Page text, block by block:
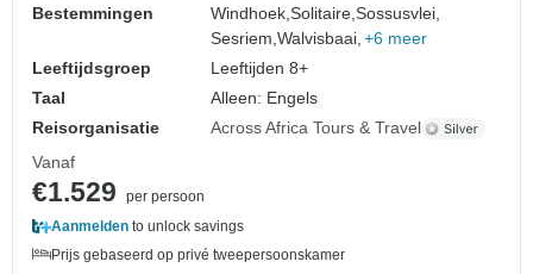
Bestemmingen
Windhoek,Solitaire,Sossusvlei,
Sesriem,Walvisbaai, +6 meer
Leeftijdsgroep
Leeftijden 8+
Taal
Alleen: Engels
Reisorganisatie
Across Africa Tours & Travel
Vanaf
€1.529
per persoon
Aanmelden to unlock savings
Prijs gebaseerd op privé tweepersoonskamer